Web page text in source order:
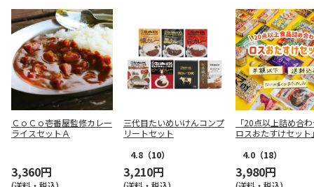
ＣｏＣｏ壱番屋監修カレー
ライスセットＡ
3,360円
三代目たいめいけんコンプ
リートセット
4.8 （10）
3,210円
「20点以上詰め合
ロスおたすけセット
4.0 （18）
3,980円